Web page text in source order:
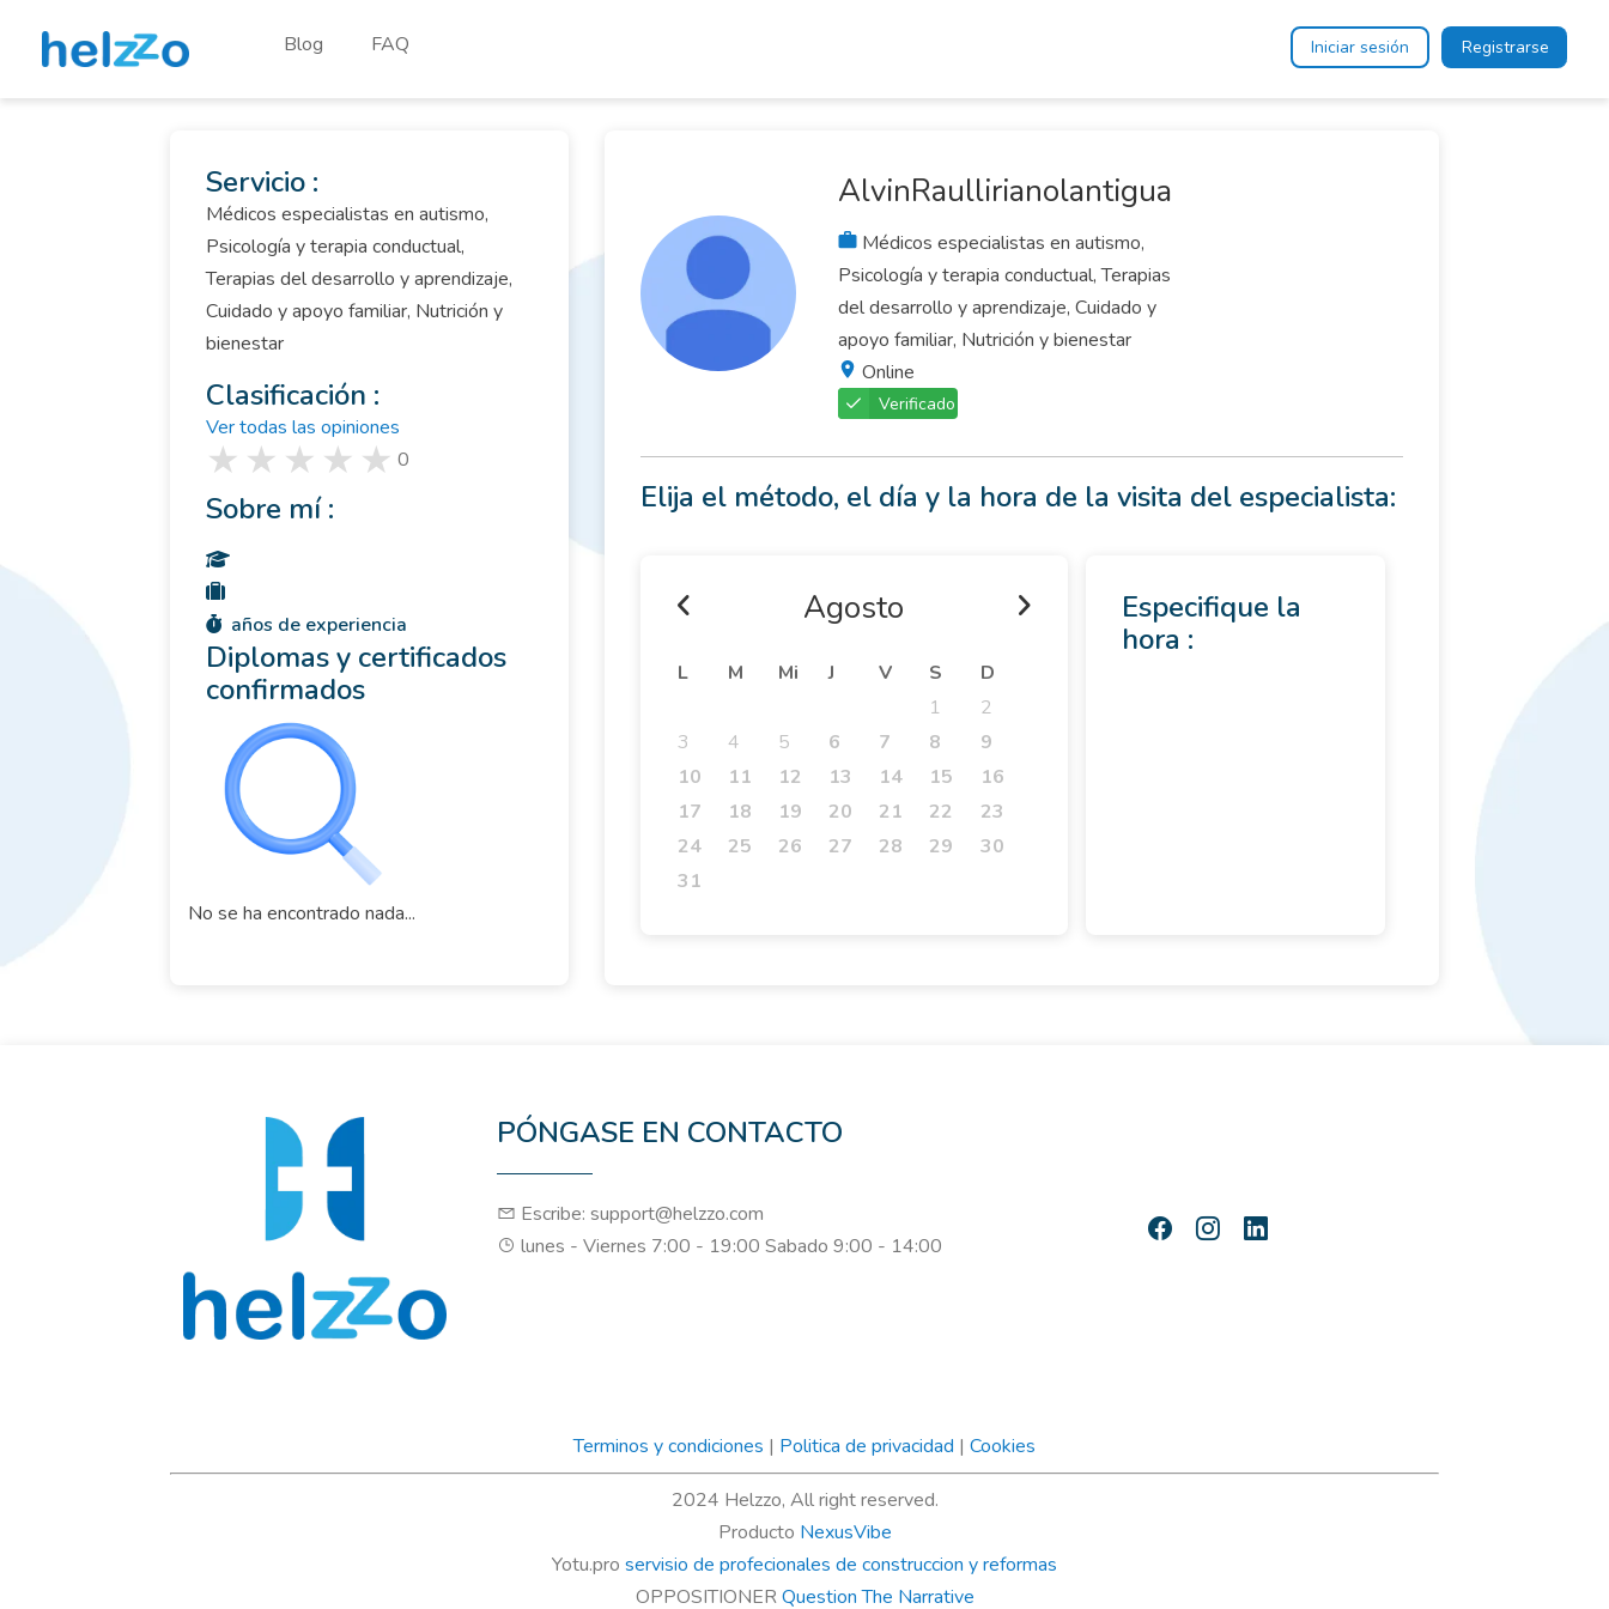
Blog FAQ Iniciar sesión Registrarse
Servicio :
Médicos especialistas en autismo,
Psicología y terapia conductual,
Terapias del desarrollo y aprendizaje,
Cuidado y apoyo familiar, Nutrición y
bienestar
Clasificación :
Ver todas las opiniones
0
Sobre mí :
años de experiencia
Diplomas y certificados
confirmados
No se ha encontrado nada...
AlvinRaullirianolantigua
Médicos especialistas en autismo,
Psicología y terapia conductual, Terapias
del desarrollo y aprendizaje, Cuidado y
apoyo familiar, Nutrición y bienestar
Online
Verificado
Elija el método, el día y la hora de la visita del especialista:
Agosto
L M Mi J V S
D
1
2
3
4 5 6 7 8
9
10
11 12 13 14 15
16
17
18 19 20 21 22
23
24
25 26 27 28 29
30
31
Especifique la
hora :
PÓNGASE EN CONTACTO
Escribe: support@helzzo.com
lunes - Viernes 7:00 - 19:00 Sabado 9:00 - 14:00
Terminos y condiciones | Politica de privacidad | Cookies
2024 Helzzo, All right reserved.
Producto NexusVibe
Yotu.pro servisio de profecionales de construccion y reformas
OPPOSITIONERQuestion The Narrative